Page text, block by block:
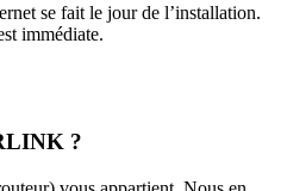
se fait le jour de l’installation.
immédiate.
?